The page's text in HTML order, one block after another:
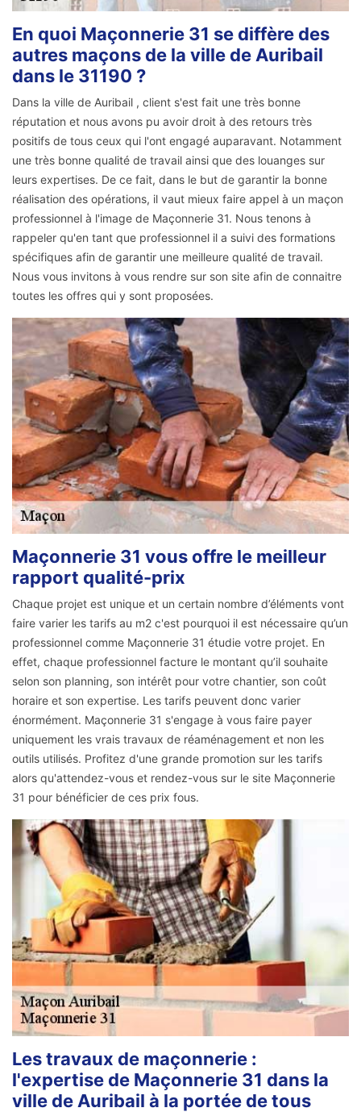
En quoi Maçonnerie 31 se diffère des
autres maçons de la ville de Auribail
dans le 31190 ?
Dans la ville de Auribail , client s'est fait une très bonne
réputation et nous avons pu avoir droit à des retours très
positifs de tous ceux qui l'ont engagé auparavant. Notamment
une très bonne qualité de travail ainsi que des louanges sur
leurs expertises. De ce fait, dans le but de garantir la bonne
réalisation des opérations, il vaut mieux faire appel à un maçon
professionnel à l'image de Maçonnerie 31. Nous tenons à
rappeler qu'en tant que professionnel il a suivi des formations
spécifiques afin de garantir une meilleure qualité de travail.
Nous vous invitons à vous rendre sur son site afin de connaitre
toutes les offres qui y sont proposées.
Maçonnerie 31 vous offre le meilleur
rapport qualité-prix
Chaque projet est unique et un certain nombre d’éléments vont
faire varier les tarifs au m2 c'est pourquoi il est nécessaire qu’un
professionnel comme Maçonnerie 31 étudie votre projet. En
effet, chaque professionnel facture le montant qu’il souhaite
selon son planning, son intérêt pour votre chantier, son coût
horaire et son expertise. Les tarifs peuvent donc varier
énormément. Maçonnerie 31 s'engage à vous faire payer
uniquement les vrais travaux de réaménagement et non les
outils utilisés. Profitez d'une grande promotion sur les tarifs
alors qu'attendez-vous et rendez-vous sur le site Maçonnerie
31 pour bénéficier de ces prix fous.
Les travaux de maçonnerie :
l'expertise de Maçonnerie 31 dans la
ville de Auribail à la portée de tous